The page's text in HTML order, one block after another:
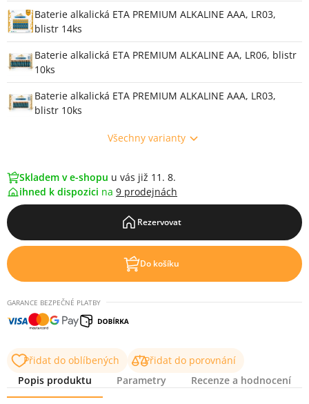
Varianty
Baterie alkalická ETA PREMIUM ALKALINE AAA, LR03,
blistr 14ks
Baterie alkalická ETA PREMIUM ALKALINE AA, LR06, blistr
10ks
Baterie alkalická ETA PREMIUM ALKALINE AAA, LR03,
blistr 10ks
Všechny varianty
Skladem v e-shopu u vás již 11. 8.
ihned k dispozici na 9 prodejnách
Rezervovat
Do košíku
GARANCE BEZPEČNÉ PLATBY
Přidat do oblíbených
Přidat do porovnání
Popis produktu
Parametry Recenze a hodnocení